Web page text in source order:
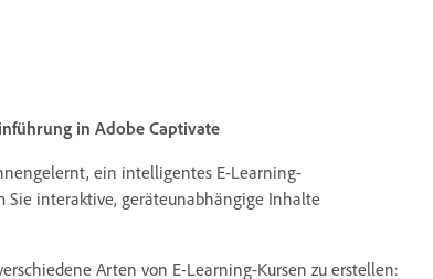
in Adobe Captivate
ein intelligentes E-Learning-
Sie interaktive, geräteunabhängige Inhalte
Arten von E-Learning-Kursen zu erstellen: